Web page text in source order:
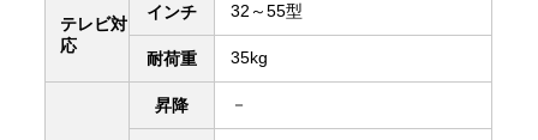
テレビ対
応
インチ 32～55型
耐荷重 35kg
昇降 －